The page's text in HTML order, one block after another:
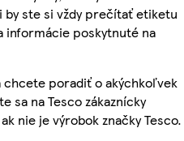
by ste si vždy prečítať etiketu
informácie poskytnuté na
chcete poradiť o akýchkoľvek
sa na Tesco zákaznícky
nie je výrobok značky Tesco.